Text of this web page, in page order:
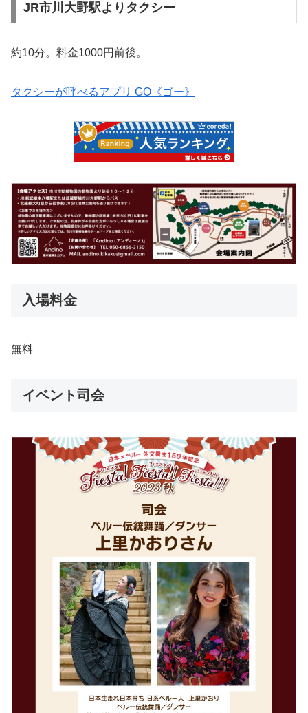
JR市川大野駅よりタクシー
約10分。料金1000円前後。
タクシーが呼べるアプリ GO《ゴー》
入場料金
無料
イベント司会